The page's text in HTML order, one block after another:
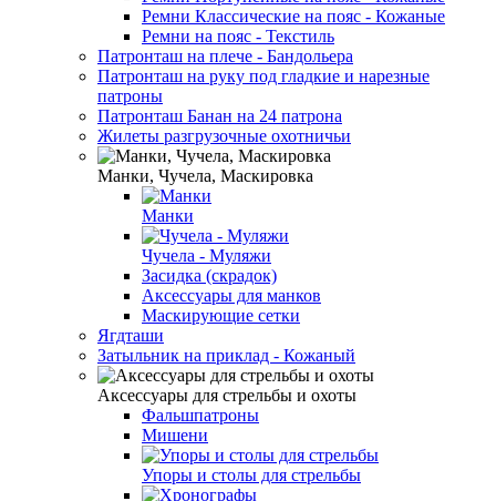
Ремни Классические на пояс - Кожаные
Ремни на пояс - Текстиль
Патронташ на плече - Бандольера
Патронташ на руку под гладкие и нарезные
патроны
Патронташ Банан на 24 патрона
Жилеты разгрузочные охотничьи
Манки, Чучела, Маскировка
Манки
Чучела - Муляжи
Засидка (скрадок)
Аксессуары для манков
Маскирующие сетки
Ягдташи
Затыльник на приклад - Кожаный
Аксессуары для стрельбы и охоты
Фальшпатроны
Мишени
Упоры и столы для стрельбы